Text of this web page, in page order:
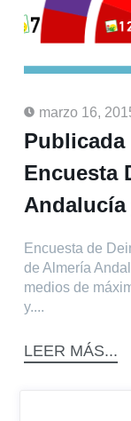
marzo 16,
Publicada
Encuesta
Andalucía
Encuesta de
de Almería
medios de
y....
LEER MÁS...